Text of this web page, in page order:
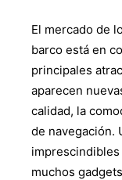
El mercado de
barco está en
principales
aparecen
calidad, la
de navegación.
muchos